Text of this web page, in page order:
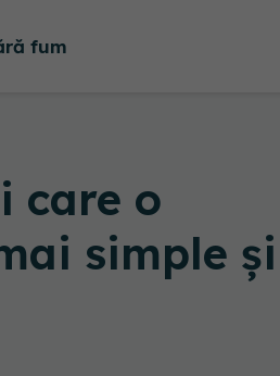
fum
care o
simple și